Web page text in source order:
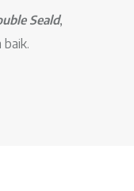
Seald,
baik.